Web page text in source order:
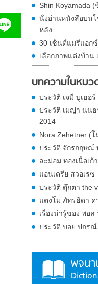
Shin Koyamada
นั่งอ่านหนังสือบน
หลัง
30 เซ็นต์แมรีแอกซ์
เลือกภาพแต่งบ้าน
บทความในหม
ประวัติ เจมี่ บูเฮอร์
ประวัติ เมญ่า นน
2014
Nora Zehetner (โ
ประวัติ จักรกฤษณ์
ละม่อม ทองเนื้อเก้า
แอนเดรีย สวอเรซ
ประวัติ ตุ๊กตา the
แตงโม ภัทรธิดา ด
เรื่องน่ารู้ของ พอล
ประวัติ บอย ปกรณ์
พจน